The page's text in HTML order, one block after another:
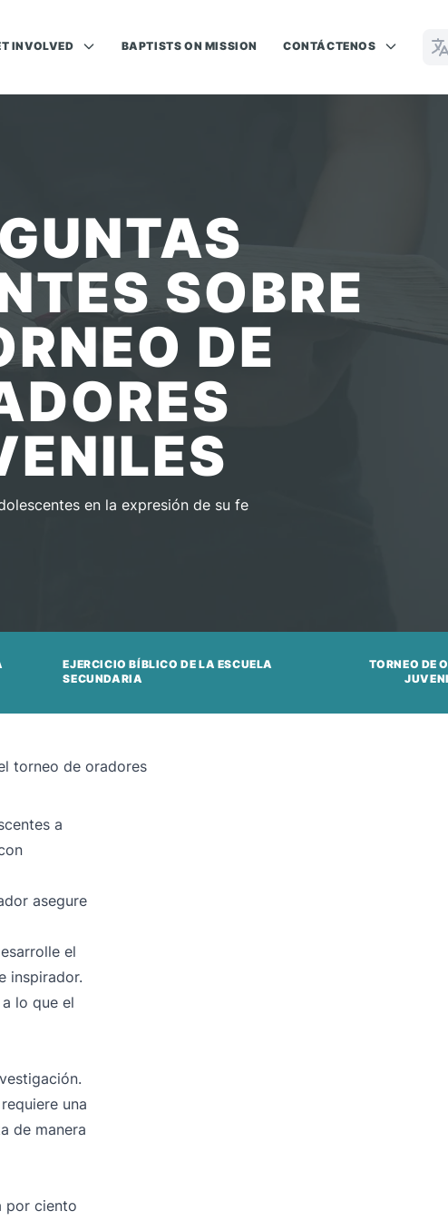
INVOLVED BAPTISTS ON MISSION CONTÁCTENOS
SOBRE
DE
en la expresión de su fe
EJERCICIO BÍBLICO DE LA ESCUELA
SECUNDARIA
TORNEO DE
torneo de oradores
a
asegure
el
inspirador.
lo que el
una
de manera
por ciento